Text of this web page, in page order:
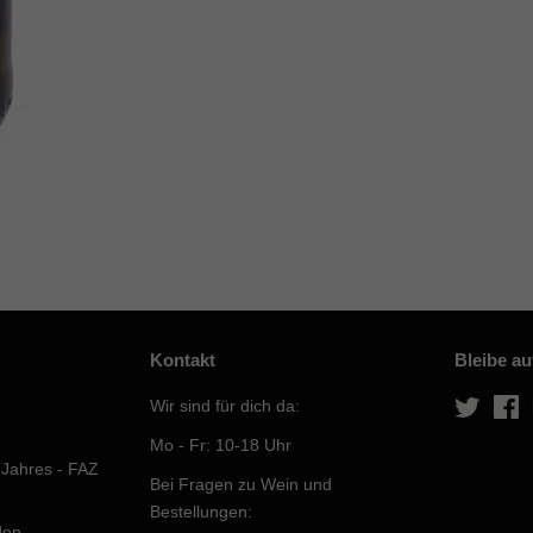
- FAZ
Kontakt
Wir sind für dich da:
Mo - Fr: 10-18 Uhr
Bei Fragen zu Wein und
Bestellungen:
Bleibe
Twitter